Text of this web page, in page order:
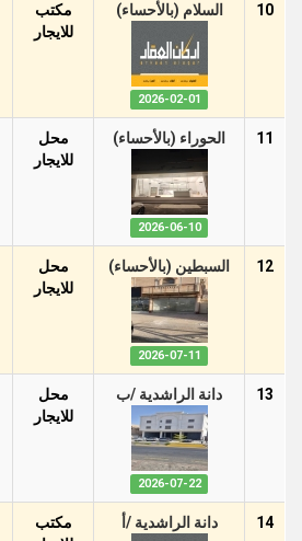
10 السلام (بالأحساء)
2026-02-01
مكتب
للايجار
11 الحوراء (بالأحساء)
2026-06-10
محل
للايجار
12 السبطين (بالأحساء)
2026-07-11
محل
للايجار
13 دانة الراشدية /ب
2026-07-22
محل
للايجار
14 دانة الراشدية /أ
مكتب